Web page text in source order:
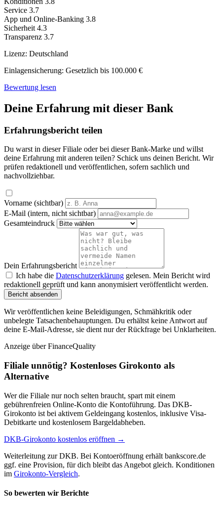
Service 3.7
App und Online-Banking 3.8
Sicherheit 4.3
Transparenz 3.7
Lizenz: Deutschland
Einlagensicherung: Gesetzlich bis 100.000 €
Bewertung lesen
Deine Erfahrung mit dieser Bank
Erfahrungsbericht teilen
Du warst in dieser Filiale oder bei dieser Bank-Marke und willst
deine Erfahrung mit anderen teilen? Schick uns deinen Bericht. Wir
prüfen redaktionell und veröffentlichen, sofern sachlich und
nachvollziehbar.
Vorname (sichtbar)
E-Mail (intern, nicht sichtbar)
Gesamteindruck
Dein Erfahrungsbericht
Ich habe die Datenschutzerklärung gelesen. Mein Bericht wird
redaktionell geprüft und kann anonymisiert veröffentlicht werden.
Bericht absenden
Wir veröffentlichen keine Beleidigungen, Schmähkritik oder
unbelegte Tatsachenbehauptungen. Du erhältst keine Antwort auf
deine E-Mail-Adresse, sie dient nur der Rückfrage bei Unklarheiten.
Anzeige über FinanceQuality
Filiale unnötig? Kostenloses Girokonto als
Alternative
Wer die Filiale nur noch selten braucht, spart mit einem
gebührenfreien Online-Konto die Kontoführung. Das DKB-
Girokonto ist bei aktivem Geldeingang kostenlos, inklusive Visa-
Debitkarte und kostenlosem Bargeldabheben.
DKB-Girokonto kostenlos eröffnen →
Weiterleitung zur DKB. Bei Kontoeröffnung erhält bankscore.de
ggf. eine Provision, für dich bleibt das Angebot gleich. Konditionen
im Girokonto-Vergleich.
So bewerten wir Berichte